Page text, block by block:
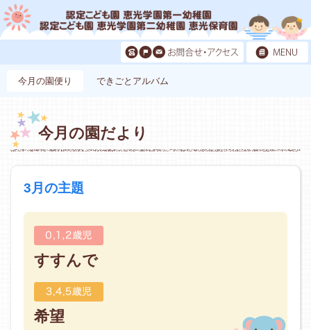
今月の園便り できごとアルバム
今月の園だより
3月の主題
すすんで
希望